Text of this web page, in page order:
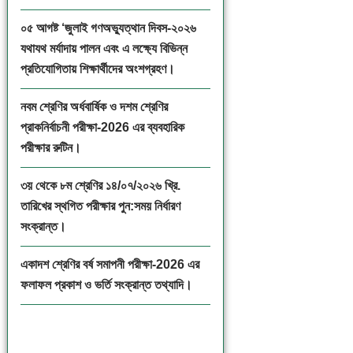
০৫ আগষ্ট ‘জুলাই গণঅভ্যুত্থান দিবস-২০২৬
যথাযথ মর্যাদায় পালন এবং এ লক্ষ্যে বিভিন্ন
প্রতিযোগিতায় শিক্ষার্থীদের অংশগ্রহণ।
নবম শ্রেণির অর্ধবার্ষিক ও দশম শ্রেণির
প্রাকনির্বাচনী পরীক্ষা-2026 এর ব্যবহারিক
পরীক্ষার রুটিন।
৩য় থেকে ৮ম শ্রেণির ১৪/০৭/২০২৬ খ্রি.
তারিখের স্থগিত পরীক্ষার পুন:সময় নির্ধারণ
সংক্রান্ত।
একাদশ শ্রেণির বর্ষ সমাপনী পরীক্ষা-2026 এর
ফলাফল প্রকাশ ও ভর্তি সংক্রান্ত তথ্যাদি।